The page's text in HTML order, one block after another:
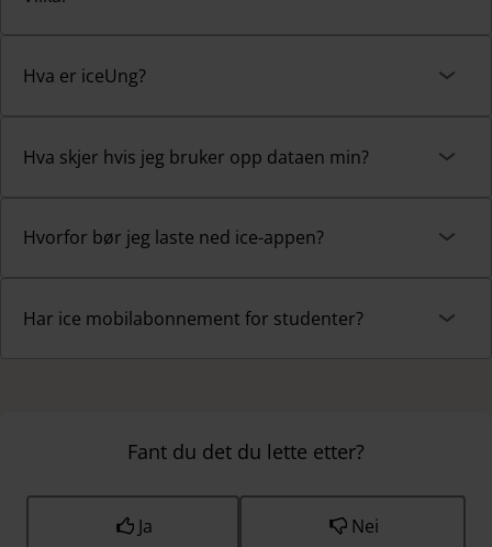
Hva er iceUng?
Hva skjer hvis jeg bruker opp dataen min?
Hvorfor bør jeg laste ned ice-appen?
Har ice mobilabonnement for studenter?
Fant du det du lette etter?
Ja Nei